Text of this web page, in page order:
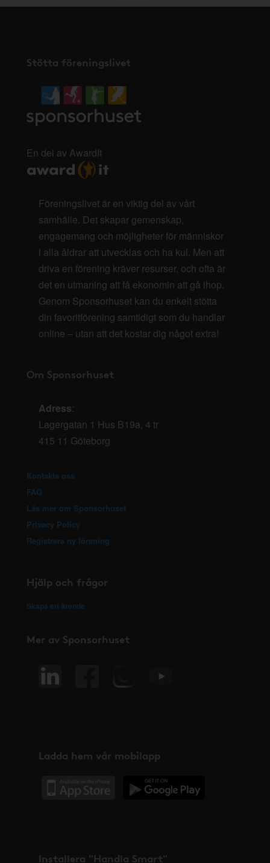
Stötta föreningslivet
En del av AwardIt
Föreningslivet är en viktig del av vårt
samhälle. Det skapar gemenskap,
engagemang och möjligheter för människor
i alla åldrar att utvecklas och ha kul. Men att
driva en förening kräver resurser, och ofta är
det en utmaning att få ekonomin att gå ihop.
Genom Sponsorhuset kan du enkelt stötta
din favoritförening samtidigt som du handlar
online – utan att det kostar dig något extra!
Om Sponsorhuset
Adress:
Lagergatan 1 Hus B19a, 4 tr
415 11 Göteborg
Kontakta oss
FAQ
Läs mer om Sponsorhuset
Privacy Policy
Registrera ny förening
Hjälp och frågor
Skapa ett ärende
Mer av Sponsorhuset
Ladda hem vår mobilapp
Installera "Handla Smart"